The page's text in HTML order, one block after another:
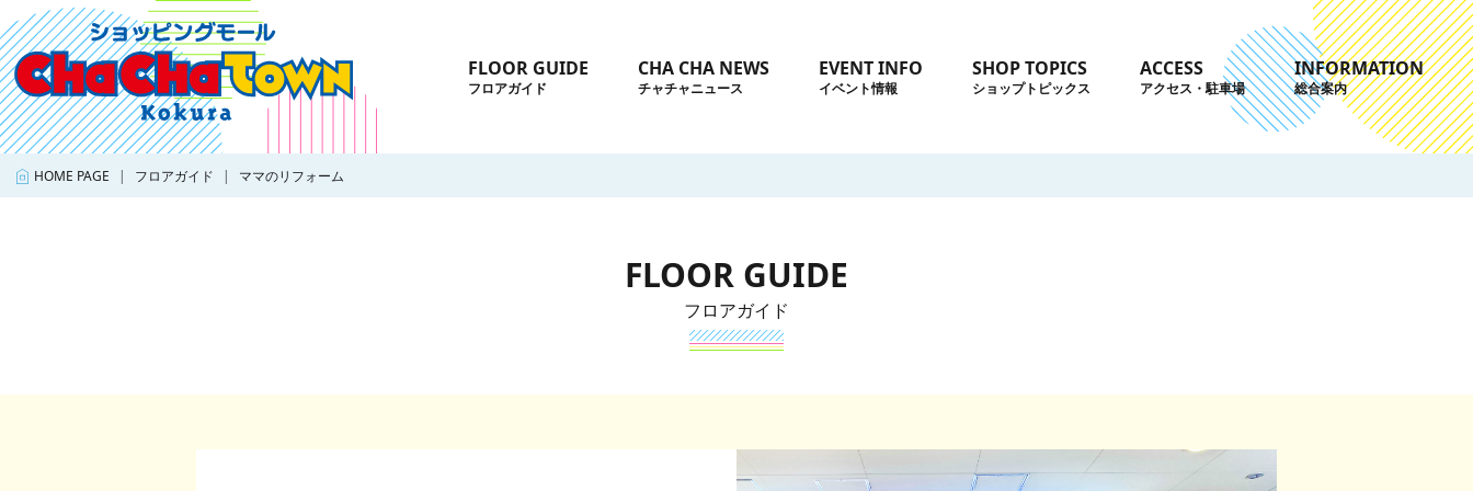
FLOOR GUIDE
フロアガイド
CHA CHA NEWS
チャチャニュース
EVENT INFO
イベント情報
SHOP TOPICS
ショップトピックス
ACCESS
アクセス・駐車場
INFORMATION
総合案内
HOME PAGE フロアガイド ママのリフォーム
フロアガイド
FLOOR GUIDE